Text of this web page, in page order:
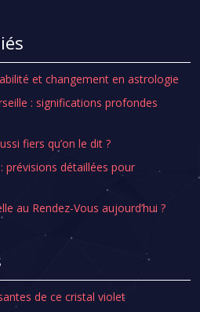
et changement en astrologie
: significations profondes
fiers qu’on le dit ?
détaillées pour
au Rendez-Vous aujourd’hui ?
de ce cristal violet